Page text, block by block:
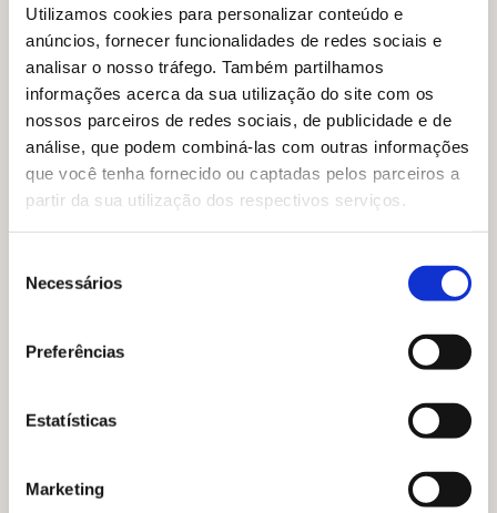
Utilizamos cookies para personalizar conteúdo e
anúncios, fornecer funcionalidades de redes sociais e
analisar o nosso tráfego. Também partilhamos
informações acerca da sua utilização do site com os
nossos parceiros de redes sociais, de publicidade e de
análise, que podem combiná-las com outras informações
que você tenha fornecido ou captadas pelos parceiros a
partir da sua utilização dos respectivos serviços.
Necessários
Preferências
Estatísticas
Marketing
7- Trace metas e estratégias
Elabore grandes, médias e pequenas metas a serem
conquistadas durante o seu processo de estudos e se
programe a partir delas. Por exemplo: se o seu desejo é
ser aprovado no vestibular, essa é uma meta grande.
Então, quais estratégias você precisa para chegar lá?
Você também pode gostar de ler o artigo
Como se
preparar para a segunda fase do vestibular do Albert
8-
Não desanime